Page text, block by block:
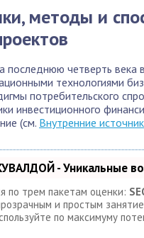
методы и
последнюю четверть века
технологиями
потребительского
инвестиционного
(см. Внутренние
- Уникальные
по трем пакетам оценки:
и простым
по максимуму